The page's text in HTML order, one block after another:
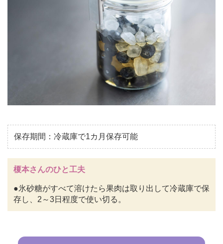
保存期間：冷蔵庫で1カ月保存可能
榎本さんのひと工夫
●氷砂糖がすべて溶けたら果肉は取り出して冷蔵庫で保
存し、2～3日程度で使い切る。